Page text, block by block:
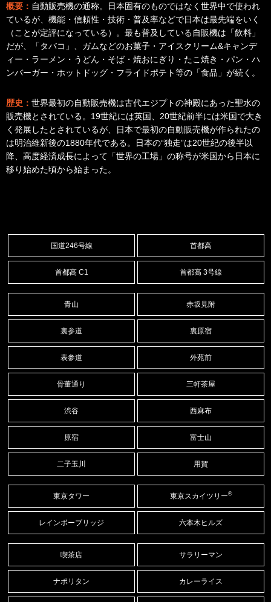
概要： 自動販売機の通称。日本固有のものではなく世界中で使われ
ているが、機能・信頼性・技術・普及率などで日本は最先端をいく
（ことが定評になっている）。最も普及している自販機は「飲料」
だが、「タバコ」、ガムなどのお菓子・アイスクリーム&キャンデ
ィー・ラーメン・うどん・そば・焼おにぎり・たこ焼き・パン・ハ
ンバーガー・ホットドッグ・フライドポテト等の「食品」が続く。
歴史： 世界最初の自動販売機は古代エジプトの神殿にあった聖水の
販売機とされている。19世紀には英国、20世紀前半には米国で大き
く発展したとされているが、日本で最初の自動販売機が作られたの
は明治維新後の1880年代である。日本の“独走”は20世紀の後半以
降、高度経済成長によって「世界の工場」の称号が米国から日本に
移り始めた頃から始まった。
国道246号線 首都高
首都高 C1 首都高 3号線
青山 赤坂見附
裏参道 裏原宿
表参道 外苑前
骨董通り 三軒茶屋
渋谷 西麻布
原宿 富士山
二子玉川 用賀
東京タワー 東京スカイツリー®
レインボーブリッジ 六本木ヒルズ
喫茶店 サラリーマン
ナポリタン カレーライス